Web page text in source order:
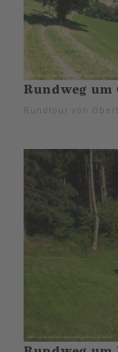
Rundweg um
Rundtour von